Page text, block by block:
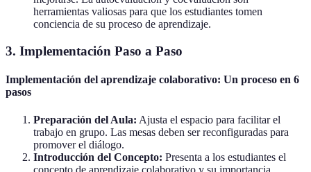
herramientas valiosas para que los estudiantes tomen
conciencia de su proceso de aprendizaje.
3. Implementación Paso a Paso
Implementación del aprendizaje colaborativo: Un proceso en 6
pasos
Preparación del Aula: Ajusta el espacio para facilitar el
trabajo en grupo. Las mesas deben ser reconfiguradas para
promover el diálogo.
Introducción del Concepto: Presenta a los estudiantes el
concepto de aprendizaje colaborativo y su importancia.